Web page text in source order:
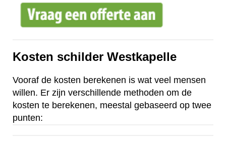
Kosten schilder Westkapelle
Vooraf de kosten berekenen is wat veel mensen
willen. Er zijn verschillende methoden om de
kosten te berekenen, meestal gebaseerd op twee
punten: